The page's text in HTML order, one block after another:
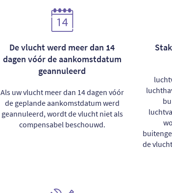
De vlucht werd meer dan 14
dagen vóór de aankomstdatum
geannuleerd
Als uw vlucht meer dan 14 dagen vóór
de geplande aankomstdatum werd
geannuleerd, wordt de vlucht niet als
compensabel beschouwd.
de